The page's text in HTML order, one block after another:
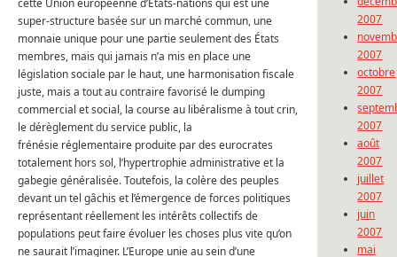
cette Union européenne d’États-nations qui est une
super-structure basée sur un marché commun, une
monnaie unique pour une partie seulement des États
membres, mais qui jamais n’a mis en place une
législation sociale par le haut, une harmonisation fiscale
juste, mais a tout au contraire favorisé le dumping
commercial et social, la course au libéralisme à tout crin,
le dérèglement du service public, la
frénésie réglementaire produite par des eurocrates
totalement hors sol, l’hypertrophie administrative et la
gabegie généralisée. Toutefois, la colère des peuples
devant un tel gâchis et l’émergence de forces politiques
représentant réellement les intérêts collectifs de
populations peut faire évoluer les choses plus vite qu’on
ne saurait l’imaginer. L’Europe unie au sein d’une
2007
2007
octobre
2007
2007
août
2007
juillet
2007
juin
2007
mai